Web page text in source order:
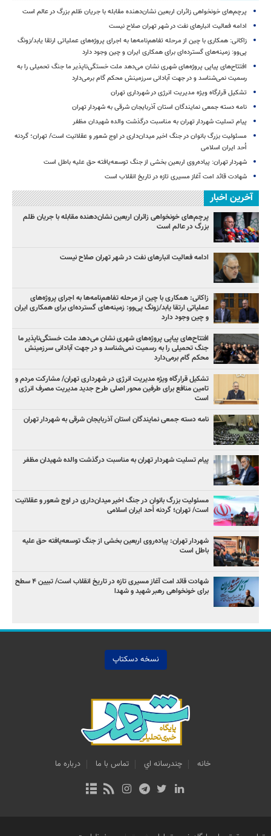
پرچم‌های خونخواهی زائران اربعین نشان‌دهنده مقابله با جریان ظلم بزرگ در عالم است
ادامه فعالیت انبارهای نفت در شهر تهران صلاح نیست
زاکانی: همکاری با چین از مرحله تفاهم‌نامه‌ها به اجرای پروژه‌های عملیاتی ارتقا یابد/زونگ
پی‌وو: زمینه‌های گسترده‌ای برای همکاری ایران و چین وجود دارد
افتتاح‌های پیاپی پروژه‌های شهری نشان می‌دهد ملت خستگی‌ناپذیر ما جنگ تحمیلی را به
رسمیت نمی‌شناسد و در جهت آبادانی سرزمینش محکم گام برمی‌دارد
تشکیل قرارگاه ویژه مدیریت انرژی در شهرداری تهران
نامه دسته جمعی نمایندگان استان آذربایجان شرقی به شهردار تهران
پیام تسلیت شهردار تهران به مناسبت درگذشت والده شهیدان مظفر
مسئولیت بزرگ بانوان در جنگ اخیر میدان‌داری‌ در اوج شعور و عقلانیت است/ تهران؛ گردنه
اُحد ایران اسلامی
شهردار تهران: پیاده‌روی اربعین بخشی از جنگ توسعه‌یافته حق علیه باطل است
شهادت قائد امت آغاز مسیری تازه در تاریخ انقلاب است
آخرین اخبار
پرچم‌های خونخواهی زائران اربعین نشان‌دهنده مقابله با جریان ظلم
بزرگ در عالم است
ادامه فعالیت انبارهای نفت در شهر تهران صلاح نیست
زاکانی: همکاری با چین از مرحله تفاهم‌نامه‌ها به اجرای پروژه‌های
عملیاتی ارتقا یابد/زونگ پی‌وو: زمینه‌های گسترده‌ای برای همکاری ایران
و چین وجود دارد
افتتاح‌های پیاپی پروژه‌های شهری نشان می‌دهد ملت خستگی‌ناپذیر ما
جنگ تحمیلی را به رسمیت نمی‌شناسد و در جهت آبادانی سرزمینش
محکم گام برمی‌دارد
تشکیل قرارگاه ویژه مدیریت انرژی در شهرداری تهران/ مشارکت مردم و
تامین منافع برای طرفین محور اصلی طرح جدید مدیریت مصرف انرژی
است
نامه دسته جمعی نمایندگان استان آذربایجان شرقی به شهردار تهران
پیام تسلیت شهردار تهران به مناسبت درگذشت والده شهیدان مظفر
مسئولیت بزرگ بانوان در جنگ اخیر میدان‌داری‌ در اوج شعور و عقلانیت
است/ تهران؛ گردنه اُحد ایران اسلامی
شهردار تهران: پیاده‌روی اربعین بخشی از جنگ توسعه‌یافته حق علیه
باطل است
شهادت قائد امت آغاز مسیری تازه در تاریخ انقلاب است/ تبیین ۴ سطح
برای خونخواهی رهبر شهید و شهدا
نسخه دسکتاپ
خانه چندرسانه اي تماس با ما درباره ما